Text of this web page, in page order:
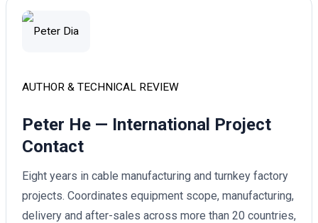
AUTHOR & TECHNICAL REVIEW
Peter He — International Project
Contact
Eight years in cable manufacturing and turnkey factory
projects. Coordinates equipment scope, manufacturing,
delivery and after-sales across more than 20 countries,